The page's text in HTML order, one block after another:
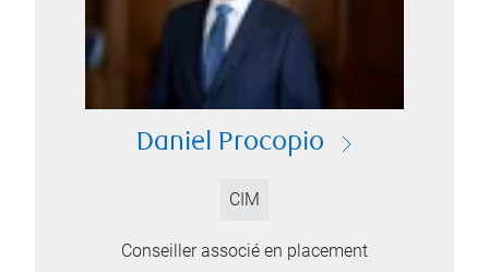
Daniel Procopio
CIM
Conseiller associé en placement